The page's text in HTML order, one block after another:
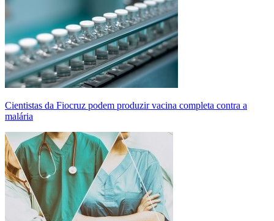
Cientistas da Fiocruz podem produzir vacina completa contra a
malária